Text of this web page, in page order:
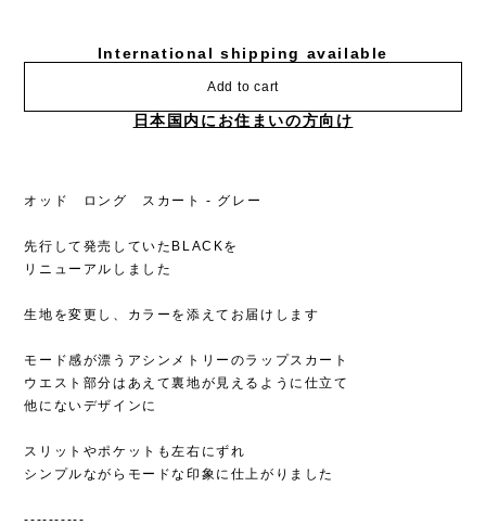
International shipping available
Add to cart
日本国内にお住まいの方向け
オッド ロング スカート - グレー
先行して発売していたBLACKを
リニューアルしました
生地を変更し、カラーを添えてお届けします
モード感が漂うアシンメトリーのラップスカート
ウエスト部分はあえて裏地が見えるように仕立て
他にないデザインに
スリットやポケットも左右にずれ
シンプルながらモードな印象に仕上がりました
‐‐‐‐‐‐‐‐‐‐